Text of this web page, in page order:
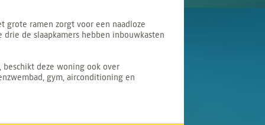
grote ramen zorgt voor een naadloze
de slaapkamers hebben inbouwkasten
deze woning ook over
gym, airconditioning en